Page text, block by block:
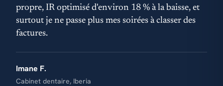
propre, IR optimisé d'environ 18 % à la baisse, et
surtout je ne passe plus mes soirées à classer des
factures.
Imane F.
Cabinet dentaire, Iberia